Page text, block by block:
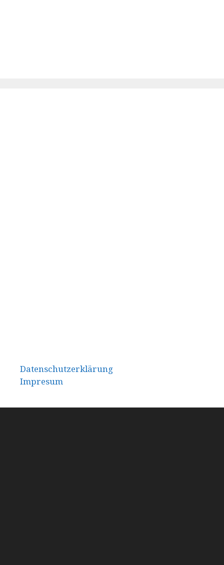
Datenschutzerklärung
Impresum